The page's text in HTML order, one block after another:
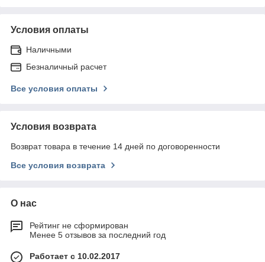
Условия оплаты
Наличными
Безналичный расчет
Все условия оплаты
Условия возврата
Возврат товара в течение 14 дней по договоренности
Все условия возврата
О нас
Рейтинг не сформирован
Менее 5 отзывов за последний год
Работает с 10.02.2017